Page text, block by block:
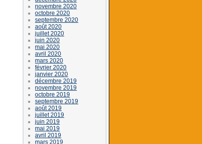
novembre 2020
octobre 2020
septembre 2020
août 2020
juillet 2020
juin 2020
mai 2020
avril 2020
mars 2020
février 2020
janvier 2020
décembre 2019
novembre 2019
octobre 2019
septembre 2019
août 2019
juillet 2019
juin 2019
mai 2019
avril 2019
mars 2019